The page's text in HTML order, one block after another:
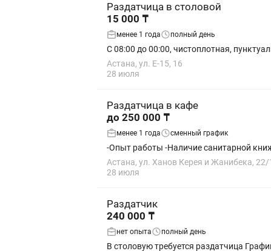
Раздатчица в столовой
15 000 ₸
менее 1 года полный день
С 08:00 до 00:00, чистоплотная,
Астана, ул. Е-15, 16
28 июля
Раздатчица в кафе
до 250 000 ₸
менее 1 года сменный график
Астана, ул. Ханов Керея и Жанибека, 22/
28 июля
Раздатчик
240 000 ₸
нет опыта полный день
В столовую требуется раздатчица График 5/2 с 7:30 до 16 Зп 240 000 ,еженедельно 60000 Обязанности: Раздача еды Работа с кассой Отчет по